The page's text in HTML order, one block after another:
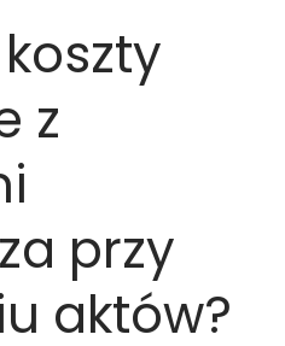
z
przy
aktów?